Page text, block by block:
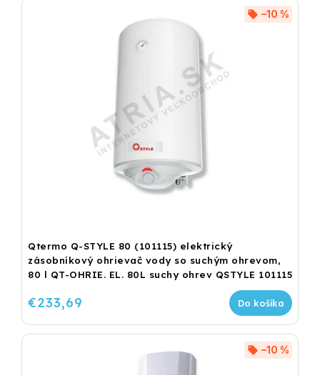
Qtermo Q-STYLE 80 (101115) elektrický
zásobníkový ohrievač vody so suchým ohrevom,
80 l QT-OHRIE. EL. 80L suchy ohrev QSTYLE 101115
–10 %
€233,69 Do košíka
–10 %